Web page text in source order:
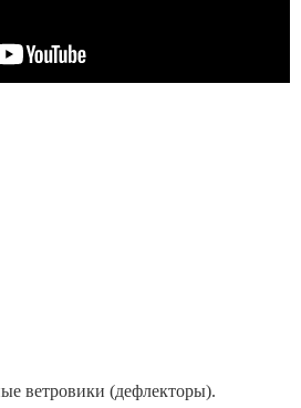
ветровики (дефлекторы).